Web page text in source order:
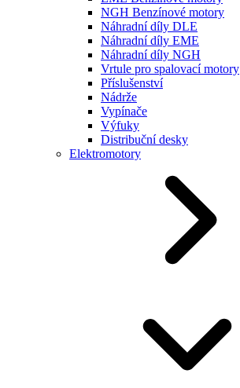
NGH Benzínové motory
Náhradní díly DLE
Náhradní díly EME
Náhradní díly NGH
Vrtule pro spalovací motory
Příslušenství
Nádrže
Vypínače
Výfuky
Distribuční desky
Elektromotory